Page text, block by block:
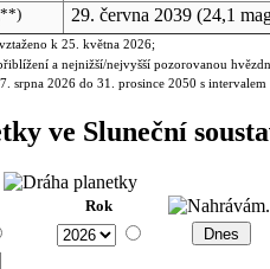
**) 29. června 2039(24,1
k 25. května 2026;
a nejnižší/nejvyšší pozorovanou
srpna 2026 do 31. prosince 2050 s intervalem
ve Sluneční
Rok